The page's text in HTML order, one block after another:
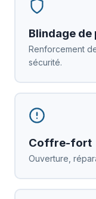
Blindage de
Renforcement
sécurité.
Coffre-fort
Ouverture,